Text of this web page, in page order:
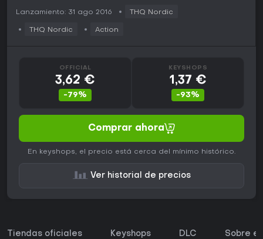
Lanzamiento: 31 ago 2016 THQ Nordic
THQ Nordic Action
OFFICIAL
3,62 €
-79%
KEYSHOPS
1,37 €
-93%
Comprar ahora
En keyshops, el precio está cerca del mínimo histórico.
Ver historial de precios
Tiendas oficiales Keyshops DLC Sobre